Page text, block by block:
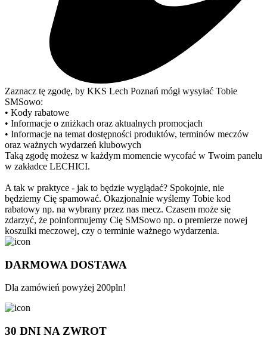
Zaznacz tę zgodę, by KKS Lech Poznań mógł wysyłać Tobie
SMSowo:
• Kody rabatowe
• Informacje o zniżkach oraz aktualnych promocjach
• Informacje na temat dostępności produktów, terminów meczów
oraz ważnych wydarzeń klubowych
Taką zgodę możesz w każdym momencie wycofać w Twoim panelu
w zakładce LECHICI.
A tak w praktyce - jak to będzie wyglądać? Spokojnie, nie
będziemy Cię spamować. Okazjonalnie wyślemy Tobie kod
rabatowy np. na wybrany przez nas mecz. Czasem może się
zdarzyć, że poinformujemy Cię SMSowo np. o premierze nowej
koszulki meczowej, czy o terminie ważnego wydarzenia.
DARMOWA DOSTAWA
Dla zamówień powyżej 200pln!
30 DNI NA ZWROT